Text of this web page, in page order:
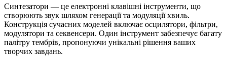
Синтезатори — це електронні клавішні інструменти, що
створюють звук шляхом генерації та модуляції хвиль.
Конструкція сучасних моделей включає осцилятори, фільтри,
модулятори та секвенсери. Один інструмент забезпечує багату
палітру тембрів, пропонуючи унікальні рішення ваших
творчих завдань.